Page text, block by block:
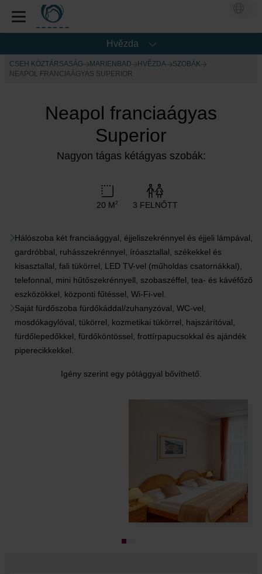
Hvězda
CSEH KÖZTÁRSASÁG MARIENBAD HVĚZDA
SZOBÁK
NEAPOL FRANCIAÁGYAS SUPERIOR
Neapol franciaágyas
Superior
Nagyon tágas kétágyas szobák:
20 M2 3 FELNŐTT
Hálószoba két franciaággyal, éjjeliszekrénnyel és éjjeli lámpával,
gardróbbal, ruhásszekrénnyel, íróasztallal, székekkel és
kisasztallal, fali tükörrel, LED TV-vel (műholdas csatornákkal),
telefonnal, mini hűtőszekrénnyell, szobaszéffel, tea- és kávéfőző
eszközökkel, központi fűtéssel, Wi-Fi-vel.
Saját fürdőszoba fürdőkáddal/zuhanyzóval, WC-vel,
mosdókagylóval, tükörrel, kozmetikai tükörrel, hajszárítóval,
fürdőlepedőkkel, fürdőköntössel, frottírpapucsokkal és ajándék
piperecikkekkel.
Igény szerint egy pótággyal bővíthető.